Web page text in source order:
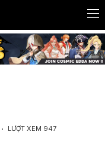
LƯỢT XEM 947